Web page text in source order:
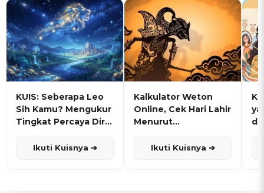
KUIS: Seberapa Leo
Sih Kamu? Mengukur
Tingkat Percaya Diri
Ikuti Kuisnya ➔
Kalkulator Weton
Online, Cek Hari Lahir
Menurut
Ikuti Kuisnya ➔